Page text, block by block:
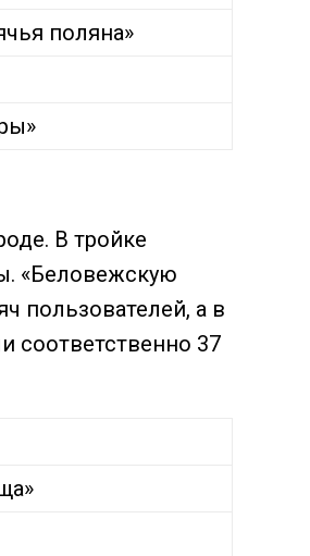
поляна»
В тройке
«Беловежскую
пользователей, а в
соответственно 37